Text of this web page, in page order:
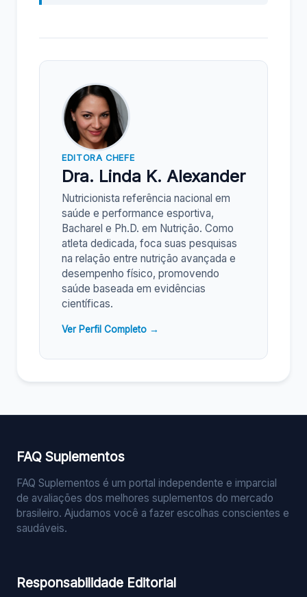
EDITORA CHEFE
Dra. Linda K. Alexander
Nutricionista referência nacional em
saúde e performance esportiva,
Bacharel e Ph.D. em Nutrição. Como
atleta dedicada, foca suas pesquisas
na relação entre nutrição avançada e
desempenho físico, promovendo
saúde baseada em evidências
científicas.
Ver Perfil Completo →
FAQ Suplementos
FAQ Suplementos é um portal independente e imparcial
de avaliações dos melhores suplementos do mercado
brasileiro. Ajudamos você a fazer escolhas conscientes e
saudáveis.
Responsabilidade Editorial